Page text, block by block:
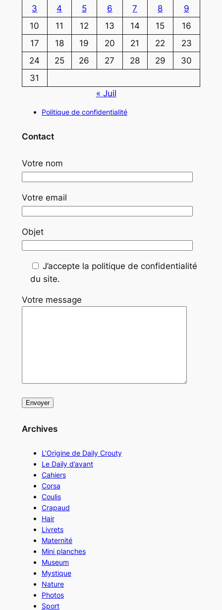
3
4 5 6 7 8
9
10
11 12 13 14 15
16
17
18 19 20 21 22
23
24
25 26 27 28 29
30
31
« Juil
Politique de confidentialité
Contact
Votre nom
Votre email
Objet
J’accepte la politique de confidentialité
du site.
Votre message
Archives
L’Origine de Daily Crouty
Le Daily d’avant
Cahiers
Corsa
Coulis
Crapaud
Hair
Livrets
Maternité
Mini planches
Museum
Mystique
Nature
Photos
Sport